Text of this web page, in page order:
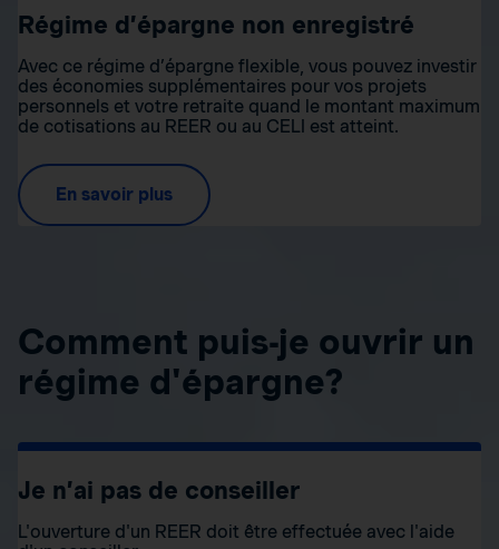
Régime d’épargne non enregistré
Avec ce régime d’épargne flexible, vous pouvez investir
des économies supplémentaires pour vos projets
personnels et votre retraite quand le montant maximum
de cotisations au REER ou au CELI est atteint.
En savoir plus
Comment puis-je ouvrir un
régime d'épargne?
Je n’ai pas de conseiller
L'ouverture d'un REER doit être effectuée avec l'aide